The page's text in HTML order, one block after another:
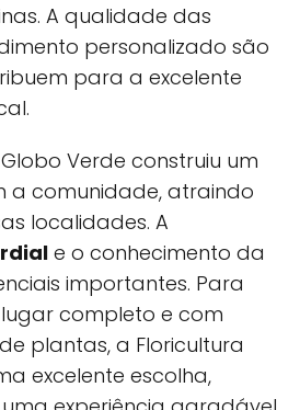
A qualidade das
personalizado são
para a excelente
Verde construiu um
a comunidade, atraindo
localidades. A
e o conhecimento da
importantes. Para
completo e com
plantas, a Floricultura
excelente escolha,